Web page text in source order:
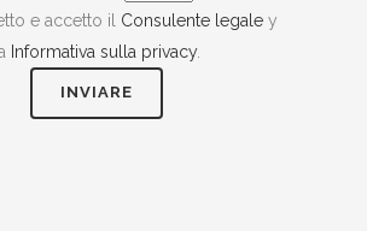
e accetto il Consulente legaley
Informativa sulla privacy.